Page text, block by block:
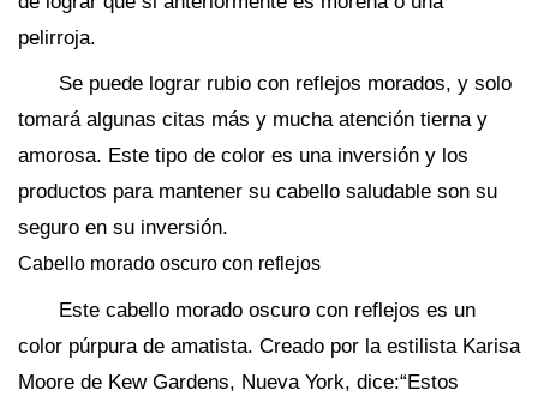
pelirroja.
Se puede lograr rubio con reflejos morados, y solo
tomará algunas citas más y mucha atención tierna y
amorosa. Este tipo de color es una inversión y los
productos para mantener su cabello saludable son su
seguro en su inversión.
Cabello morado oscuro con reflejos
Este cabello morado oscuro con reflejos es un
color púrpura de amatista. Creado por la estilista Karisa
Moore de Kew Gardens, Nueva York, dice:“Estos